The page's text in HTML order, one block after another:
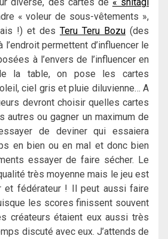
« voleur de sous-vêtements »,
!) et des Teru Teru Bozu (des
permettent d’influencer le
à l’envers de l’influencer en
la table, on pose les cartes
ciel gris et pluie diluvienne… A
devront choisir quelles cartes
autres ou gagner un maximum de
de deviner qui essaiera
en bien ou en mal et donc bien
essayer de faire sécher. Le
très moyenne mais le jeu est
et fédérateur ! Il peut aussi faire
les scores finissent souvent
créateurs étaient eux aussi très
discuté avec eux. J’attends de